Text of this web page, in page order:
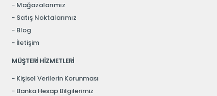
Mağazalarımız
Satış Noktalarımız
Blog
İletişim
MÜŞTERİ HİZMETLERİ
Kişisel Verilerin Korunması
Banka Hesap Bilgilerimiz